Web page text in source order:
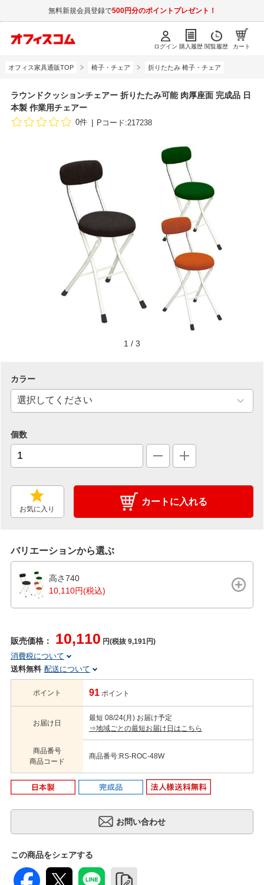
無料新規会員登録で500円分のポイントプレゼント！
ログイン 購入履歴 閲覧履歴 カート
オフィス家具通販TOP 椅子・チェア 折りたたみ 椅子・チェア
ラウンドクッションチェアー 折りたたみ可能 肉厚座面 完成品 日
本製 作業用チェアー
0件 Pコード:217238
1 / 3
カラー
個数
お気に入り
カートに入れる
バリエーションから選ぶ
高さ740
10,110円(税込)
販売価格： 10,110 円(税抜 9,191円)
消費税について
送料無料 配送について
ポイント 91 ポイント
お届け日
最短 08/24(月) お届け予定
⇒地域ごとの最短お届け日はこちら
商品番号
商品コード
商品番号:RS-ROC-48W
この商品をシェアする